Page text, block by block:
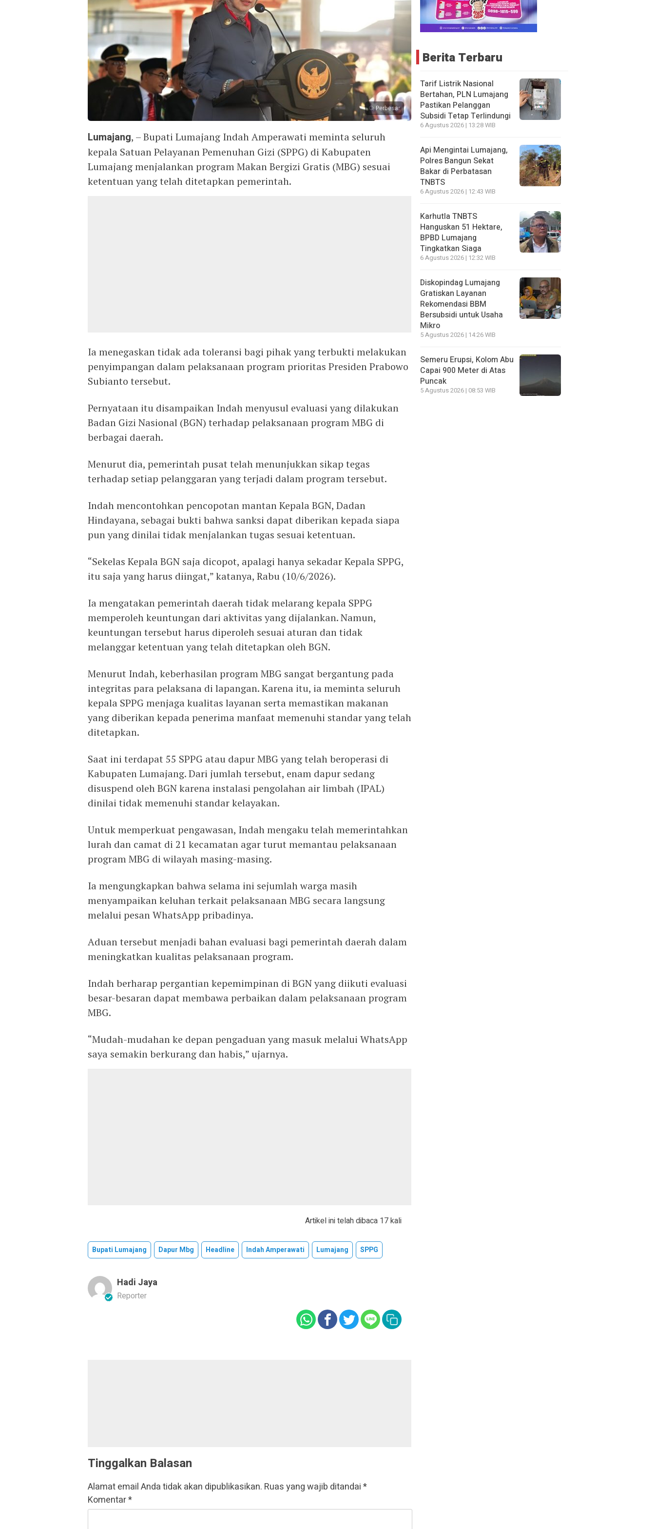
Perbesar
Lumajang, – Bupati Lumajang Indah Amperawati meminta seluruh
kepala Satuan Pelayanan Pemenuhan Gizi (SPPG) di Kabupaten
Lumajang menjalankan program Makan Bergizi Gratis (MBG) sesuai
ketentuan yang telah ditetapkan pemerintah.
Ia menegaskan tidak ada toleransi bagi pihak yang terbukti melakukan
penyimpangan dalam pelaksanaan program prioritas Presiden Prabowo
Subianto tersebut.
Pernyataan itu disampaikan Indah menyusul evaluasi yang dilakukan
Badan Gizi Nasional (BGN) terhadap pelaksanaan program MBG di
berbagai daerah.
Menurut dia, pemerintah pusat telah menunjukkan sikap tegas
terhadap setiap pelanggaran yang terjadi dalam program tersebut.
Indah mencontohkan pencopotan mantan Kepala BGN, Dadan
Hindayana, sebagai bukti bahwa sanksi dapat diberikan kepada siapa
pun yang dinilai tidak menjalankan tugas sesuai ketentuan.
“Sekelas Kepala BGN saja dicopot, apalagi hanya sekadar Kepala SPPG,
itu saja yang harus diingat,” katanya, Rabu (10/6/2026).
Ia mengatakan pemerintah daerah tidak melarang kepala SPPG
memperoleh keuntungan dari aktivitas yang dijalankan. Namun,
keuntungan tersebut harus diperoleh sesuai aturan dan tidak
melanggar ketentuan yang telah ditetapkan oleh BGN.
Menurut Indah, keberhasilan program MBG sangat bergantung pada
integritas para pelaksana di lapangan. Karena itu, ia meminta seluruh
kepala SPPG menjaga kualitas layanan serta memastikan makanan
yang diberikan kepada penerima manfaat memenuhi standar yang telah
ditetapkan.
Saat ini terdapat 55 SPPG atau dapur MBG yang telah beroperasi di
Kabupaten Lumajang. Dari jumlah tersebut, enam dapur sedang
disuspend oleh BGN karena instalasi pengolahan air limbah (IPAL)
dinilai tidak memenuhi standar kelayakan.
Untuk memperkuat pengawasan, Indah mengaku telah memerintahkan
lurah dan camat di 21 kecamatan agar turut memantau pelaksanaan
program MBG di wilayah masing-masing.
Ia mengungkapkan bahwa selama ini sejumlah warga masih
menyampaikan keluhan terkait pelaksanaan MBG secara langsung
melalui pesan WhatsApp pribadinya.
Aduan tersebut menjadi bahan evaluasi bagi pemerintah daerah dalam
meningkatkan kualitas pelaksanaan program.
Indah berharap pergantian kepemimpinan di BGN yang diikuti evaluasi
besar-besaran dapat membawa perbaikan dalam pelaksanaan program
MBG.
“Mudah-mudahan ke depan pengaduan yang masuk melalui WhatsApp
saya semakin berkurang dan habis,” ujarnya.
Artikel ini telah dibaca 17 kali
Bupati Lumajang Dapur Mbg Headline Indah Amperawati Lumajang SPPG
Hadi Jaya
Reporter
Tinggalkan Balasan
Alamat email Anda tidak akan dipublikasikan. Ruas yang wajib ditandai*
Komentar*
Berita Terbaru
Tarif Listrik Nasional
Bertahan, PLN Lumajang
Pastikan Pelanggan
Subsidi Tetap Terlindungi
6 Agustus 2026 | 13:28 WIB
Api Mengintai Lumajang,
Polres Bangun Sekat
Bakar di Perbatasan
TNBTS
6 Agustus 2026 | 12:43 WIB
Karhutla TNBTS
Hanguskan 51 Hektare,
BPBD Lumajang
Tingkatkan Siaga
6 Agustus 2026 | 12:32 WIB
Diskopindag Lumajang
Gratiskan Layanan
Rekomendasi BBM
Bersubsidi untuk Usaha
Mikro
5 Agustus 2026 | 14:26 WIB
Semeru Erupsi, Kolom Abu
Capai 900 Meter di Atas
Puncak
5 Agustus 2026 | 08:53 WIB